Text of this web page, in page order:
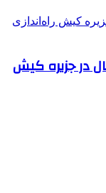
در جزیره کیش